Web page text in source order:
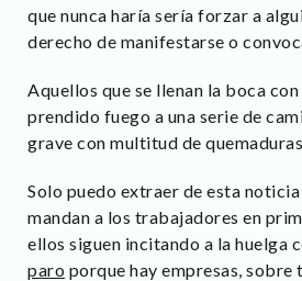
que nunca haría sería forzar a
derecho de manifestarse o
Aquellos que se llenan la boca
prendido fuego a una serie de
grave con multitud de
Solo puedo extraer de esta
mandan a los trabajadores en
ellos siguen incitando a la huelga
paro porque hay empresas,